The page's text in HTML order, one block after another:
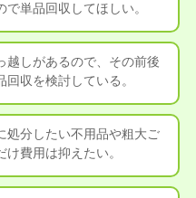
単品回収してほしい。
越しがあるので、その前後
収を検討している。
処分したい不用品や粗大ご
費用は抑えたい。